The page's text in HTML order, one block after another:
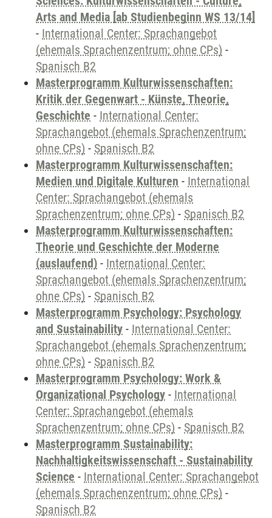
Arts and Media [ab Studienbeginn WS 13/14]
- International Center: Sprachangebot
(ehemals Sprachenzentrum; ohne CPs) -
Spanisch B2
Masterprogramm Kulturwissenschaften:
Kritik der Gegenwart - Künste, Theorie,
Geschichte - International Center:
Sprachangebot (ehemals Sprachenzentrum;
ohne CPs) - Spanisch B2
Masterprogramm Kulturwissenschaften:
Medien und Digitale Kulturen - International
Center: Sprachangebot (ehemals
Sprachenzentrum; ohne CPs) - Spanisch B2
Masterprogramm Kulturwissenschaften:
Theorie und Geschichte der Moderne
(auslaufend) - International Center:
Sprachangebot (ehemals Sprachenzentrum;
ohne CPs) - Spanisch B2
Masterprogramm Psychology: Psychology
and Sustainability - International Center:
Sprachangebot (ehemals Sprachenzentrum;
ohne CPs) - Spanisch B2
Masterprogramm Psychology: Work &
Organizational Psychology - International
Center: Sprachangebot (ehemals
Sprachenzentrum; ohne CPs) - Spanisch B2
Masterprogramm Sustainability:
Nachhaltigkeitswissenschaft - Sustainability
Science - International Center: Sprachangebot
(ehemals Sprachenzentrum; ohne CPs) -
Spanisch B2